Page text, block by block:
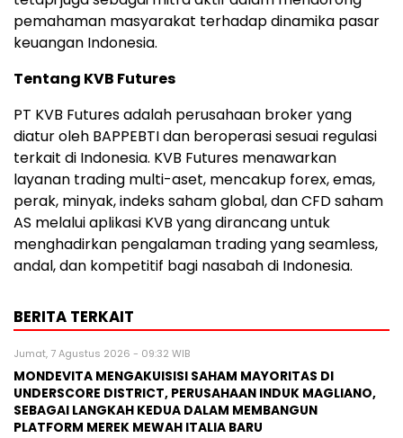
pemahaman masyarakat terhadap dinamika pasar
keuangan Indonesia.
Tentang KVB Futures
PT KVB Futures adalah perusahaan broker yang
diatur oleh BAPPEBTI dan beroperasi sesuai regulasi
terkait di Indonesia. KVB Futures menawarkan
layanan trading multi-aset, mencakup forex, emas,
perak, minyak, indeks saham global, dan CFD saham
AS melalui aplikasi KVB yang dirancang untuk
menghadirkan pengalaman trading yang seamless,
andal, dan kompetitif bagi nasabah di Indonesia.
BERITA TERKAIT
Jumat, 7 Agustus 2026 - 09:32 WIB
MONDEVITA MENGAKUISISI SAHAM MAYORITAS DI
UNDERSCORE DISTRICT, PERUSAHAAN INDUK MAGLIANO,
SEBAGAI LANGKAH KEDUA DALAM MEMBANGUN
PLATFORM MEREK MEWAH ITALIA BARU